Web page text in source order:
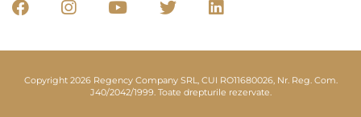
Copyright 2026 Regency Company SRL, CUI RO11680026, Nr. Reg. Com.
J40/2042/1999. Toate drepturile rezervate.